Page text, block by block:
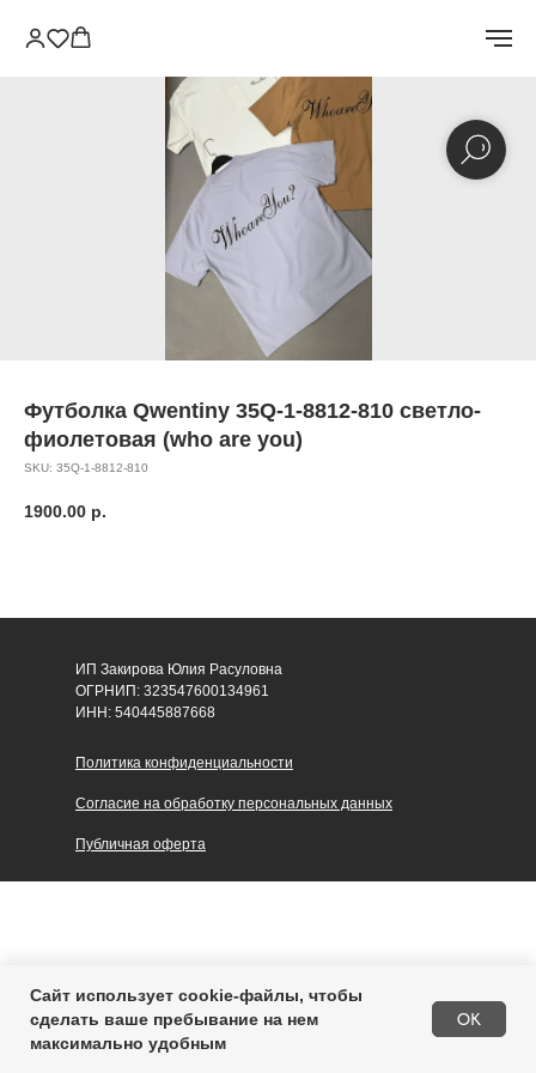
Футболка Qwentiny 35Q-1-8812-810 светло-
фиолетовая (who are you)
SKU: 35Q-1-8812-810
1900.00 р.
В корзину
Сайт использует cookie-файлы, чтобы
сделать ваше пребывание на нем
максимально удобным
OK
ИП Закирова Юлия Расуловна
ОГРНИП: 323547600134961
ИНН: 540445887668
Политика конфиденциальности
Согласие на обработку персональных данных
Публичная оферта